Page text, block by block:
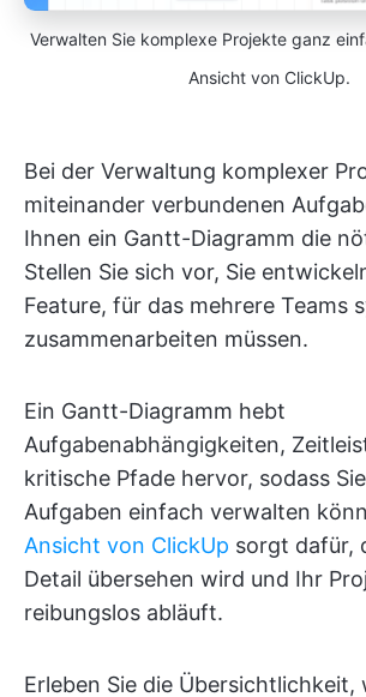
Verwalten Sie komplexe Projekte ganz
Ansicht von ClickUp.
Bei der Verwaltung komplexer
miteinander verbundenen
Ihnen ein Gantt-Diagramm die
Stellen Sie sich vor, Sie
Feature, für das mehrere Teams
zusammenarbeiten müssen.
Ein Gantt-Diagramm hebt
Aufgabenabhängigkeiten,
kritische Pfade hervor, sodass
Aufgaben einfach verwalten
Ansicht von ClickUp sorgt dafür,
Detail übersehen wird und Ihr
reibungslos abläuft.
Erleben Sie die Übersichtlichkeit,